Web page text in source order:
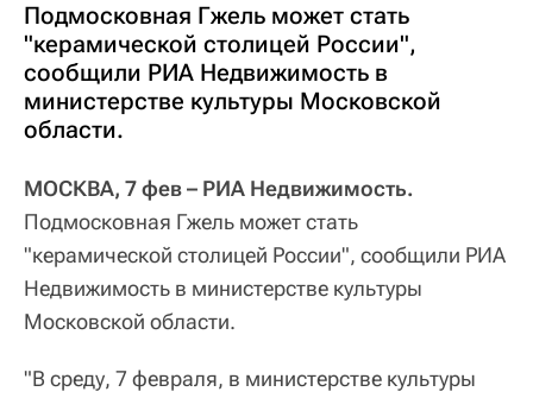
Подмосковная Гжель может стать
"керамической столицей России",
сообщили РИА Недвижимость в
министерстве культуры Московской
области.
МОСКВА, 7 фев – РИА Недвижимость.
Подмосковная Гжель может стать
"керамической столицей России", сообщили РИА
Недвижимость в министерстве культуры
Московской области.
"В среду, 7 февраля, в министерстве культуры